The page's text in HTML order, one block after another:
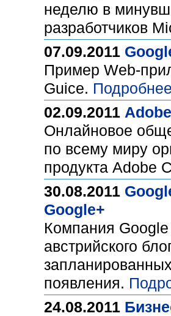
неделю в
разработчиков
07.09.2011
Пример Web-
Guice.
02.09.2011
Онлайновое
по всему миру
продукта Adobe
30.08.2011
Google+
Компания
австрийского
появления.
24.08.2011